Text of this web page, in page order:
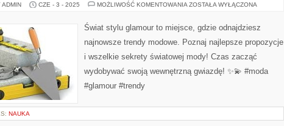
ADMIN CZE - 3 - 2025 MOŻLIWOŚĆ KOMENTOWANIA ŚWIAT
NAJLEPSZE
TRENDY
ZOSTAŁA WYŁĄCZONA
Świat stylu glamour to miejsce, gdzie odnajdziesz
najnowsze trendy modowe. Poznaj najlepsze propozycje
i wszelkie sekrety światowej mody! Czas zacząć
wydobywać swoją wewnętrzną gwiazdę! ✨💫 #moda
#glamour #trendy
NAUKA